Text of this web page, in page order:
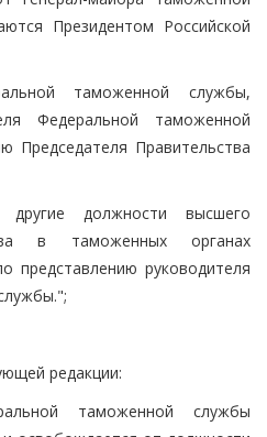
Президентом Российской
таможенной службы,
Федеральной таможенной
Председателя Правительства
должности высшего
в таможенных органах
представлению руководителя
редакции:
таможенной службы